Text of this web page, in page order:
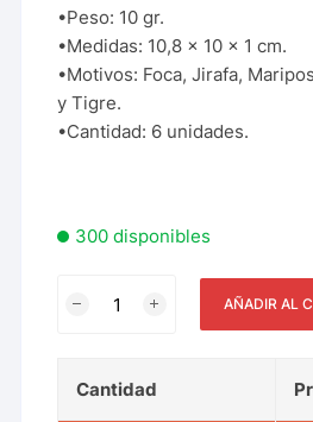
•Peso: 10 gr.
•Medidas: 10,8 x 10 x 1 cm.
•Motivos: Foca, Jirafa,
y Tigre.
•Cantidad: 6 unidades.
300 disponibles
AÑADIR AL
Cantidad